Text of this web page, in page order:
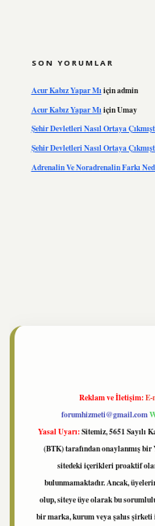
SON YORUMLAR
Acur Kabız Yapar Mıiçinadmin
Acur Kabız Yapar Mı içinUmay
Şehir Devletleri Nasıl Ortaya
Şehir Devletleri Nasıl Ortaya
Adrenalin Ve Noradrenalin Farkı
Reklam ve İletişim:
forumhizmeti@gmail.com
Yasal Uyarı:Sitemiz, 5651 Sayılı
(BTK) tarafından onaylanmış bir
sitedeki içerikleri proaktif
bulunmamaktadır. Ancak,
olup, siteye üye olarak bu
bir marka, kurum veya şahıs şirketi